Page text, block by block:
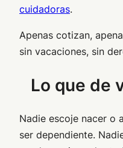
cuidadoras.
Apenas cotizan,
sin vacaciones, sin
Lo que de
Nadie escoje nacer o
ser dependiente.